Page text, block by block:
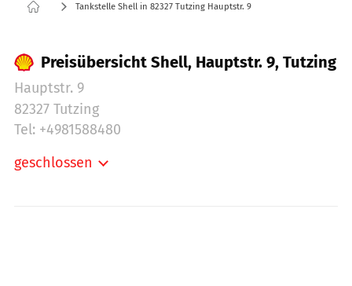
Tankstelle Shell in 82327 Tutzing Hauptstr. 9
Preisübersicht Shell, Hauptstr. 9, Tutzing
Hauptstr. 9
82327 Tutzing
Tel: +4981588480
geschlossen